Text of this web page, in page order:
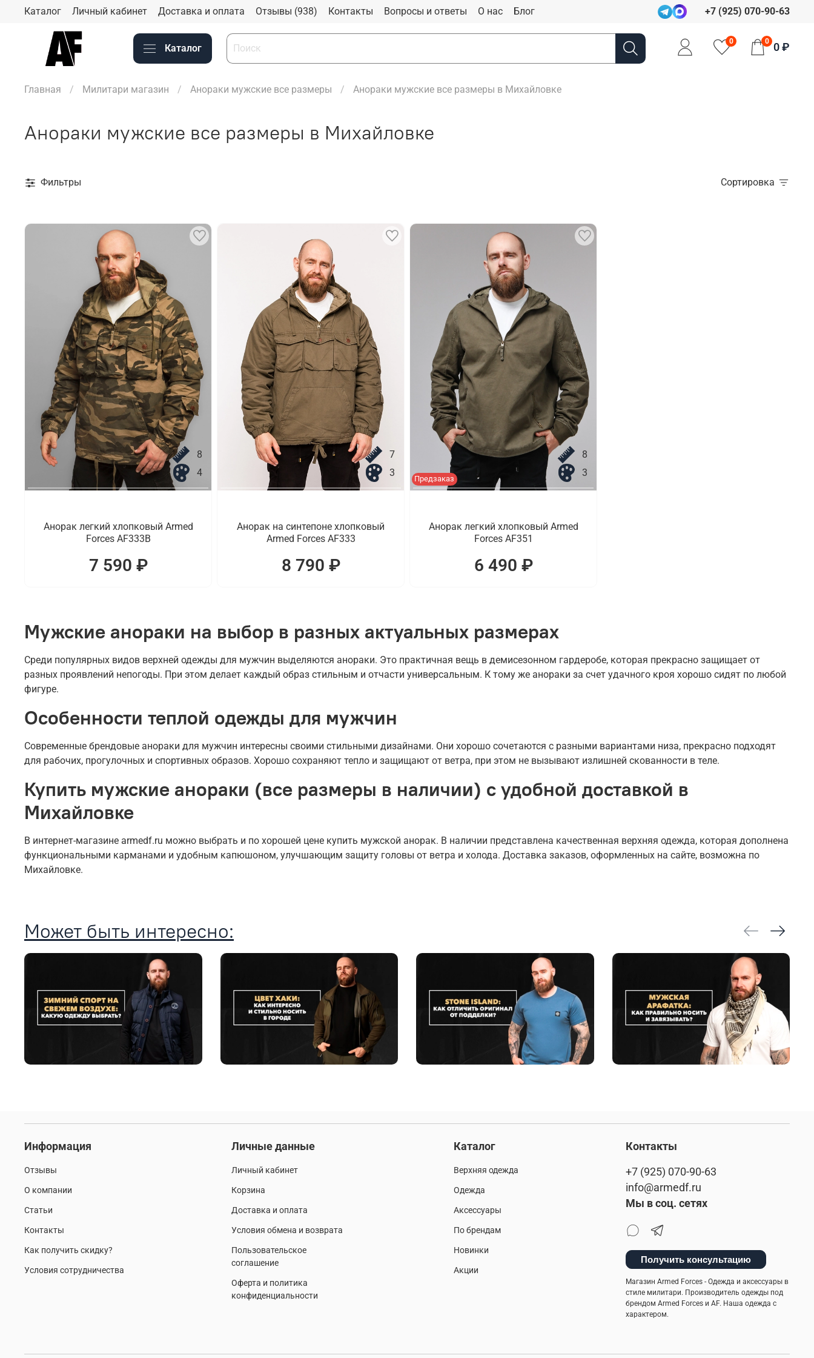
Каталог Личный кабинет Доставка и оплата Отзывы (938) Контакты Вопросы и ответы О нас Блог +7 (925) 070-90-63
Каталог
0 0 0 ₽
Главная Милитари магазин Анораки мужские все размеры Анораки мужские все размеры в Михайловке
Анораки мужские все размеры в Михайловке
Фильтры Сортировка
8
4
Анорак легкий хлопковый Armed
Forces AF333B
7 590 ₽
7
3
Анорак на синтепоне хлопковый
Armed Forces AF333
8 790 ₽
Предзаказ
8
3
Анорак легкий хлопковый Armed
Forces AF351
6 490 ₽
Мужские анораки на выбор в разных актуальных размерах
Среди популярных видов верхней одежды для мужчин выделяются анораки. Это практичная вещь в демисезонном гардеробе, которая прекрасно защищает от
разных проявлений непогоды. При этом делает каждый образ стильным и отчасти универсальным. К тому же анораки за счет удачного кроя хорошо сидят по любой
фигуре.
Особенности теплой одежды для мужчин
Современные брендовые анораки для мужчин интересны своими стильными дизайнами. Они хорошо сочетаются с разными вариантами низа, прекрасно подходят
для рабочих, прогулочных и спортивных образов. Хорошо сохраняют тепло и защищают от ветра, при этом не вызывают излишней скованности в теле.
Купить мужские анораки (все размеры в наличии) с удобной доставкой в
Михайловке
В интернет-магазине armedf.ru можно выбрать и по хорошей цене купить мужской анорак. В наличии представлена качественная верхняя одежда, которая дополнена
функциональными карманами и удобным капюшоном, улучшающим защиту головы от ветра и холода. Доставка заказов, оформленных на сайте, возможна по
Михайловке.
Может быть интересно:
Информация
Отзывы
О компании
Статьи
Контакты
Как получить скидку?
Условия сотрудничества
Личные данные
Личный кабинет
Корзина
Доставка и оплата
Условия обмена и возврата
Пользовательское
соглашение
Оферта и политика
конфиденциальности
Каталог
Верхняя одежда
Одежда
Аксессуары
По брендам
Новинки
Акции
Контакты
+7 (925) 070-90-63
info@armedf.ru
Мы в соц. сетях
Получить консультацию
Магазин Armed Forces - Одежда и аксессуары в
стиле милитари. Производитель одежды под
брендом Armed Forces и AF. Наша одежда с
характером.